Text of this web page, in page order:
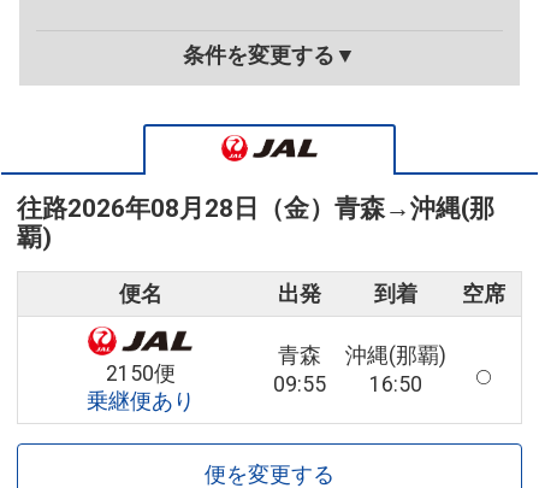
条件を変更する▼
往路2026年08月28日（金） 青森→沖縄(那
覇)
便名 出発 到着 空席
2150便
乗継便あり
青森
09:55
沖縄(那覇)
16:50
便を変更する